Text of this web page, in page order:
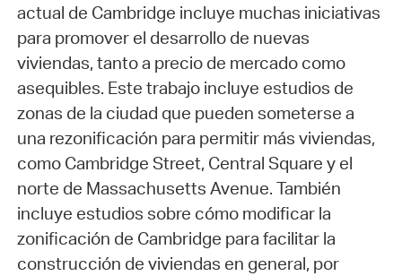
actual de Cambridge incluye muchas iniciativas
para promover el desarrollo de nuevas
viviendas, tanto a precio de mercado como
asequibles. Este trabajo incluye estudios de
zonas de la ciudad que pueden someterse a
una rezonificación para permitir más viviendas,
como Cambridge Street, Central Square y el
norte de Massachusetts Avenue. También
incluye estudios sobre cómo modificar la
zonificación de Cambridge para facilitar la
construcción de viviendas en general, por